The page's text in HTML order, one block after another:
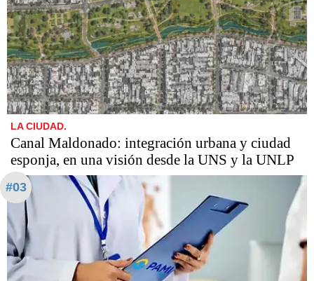
LA CIUDAD.
Canal Maldonado: integración urbana y ciudad
esponja, en una visión desde la UNS y la UNLP
#03